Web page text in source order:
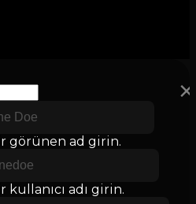
×
görünen ad girin.
adı girin.